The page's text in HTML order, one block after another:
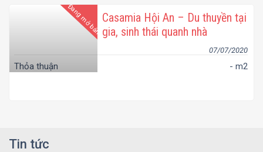
Đang mở bán Casamia Hội An – Du thuyền tại
gia, sinh thái quanh nhà
07/07/2020
Thỏa thuận - m2
Tin tức